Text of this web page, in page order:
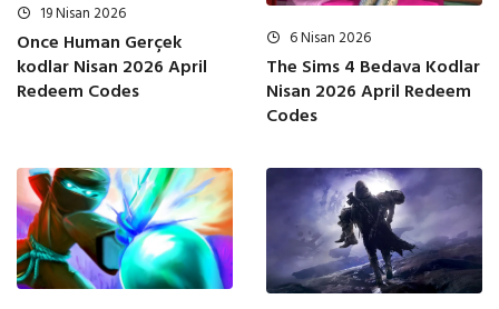
19 Nisan 2026
Once Human Gerçek
kodlar Nisan 2026 April
Redeem Codes
6 Nisan 2026
The Sims 4 Bedava Kodlar
Nisan 2026 April Redeem
Codes